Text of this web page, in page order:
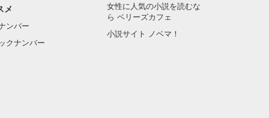
メ
ンバー
クナンバー
女性に人気の小説を読むな
ら ベリーズカフェ
小説サイト ノベマ！